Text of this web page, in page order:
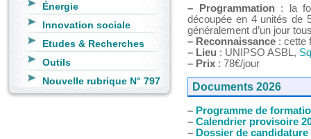
Énergie
Innovation sociale
Etudes & Recherches
Outils
Nouvelle rubrique N° 797
– Programmation: la
découpée en 4 unités de
généralement d’un jour
– Reconnaissance : cette
– Lieu : UNIPSO ASBL,
– Prix : 78€/jour
Documents 2026
– Programme de
– Calendrier provisoire
– Dossier de